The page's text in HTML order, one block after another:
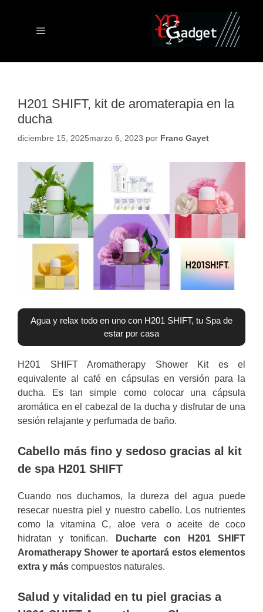
contenido
Menú
H201 SHIFT, kit de aromaterapia en la
ducha
diciembre 15, 2025marzo 6, 2023 por Franc Gayet
Agua y relax todo en uno con H201 SHIFT, tu Spa de
estar por casa
H201 SHIFT Aromatherapy Shower Kit es el
equivalente al café en cápsulas en versión para la
ducha. Es tan simple como colocar una cápsula
aromática en el cabezal de la ducha y disfrutar de una
sesión relajante y perfumada de baño.
Cabello más fino y sedoso gracias al kit
de spa H201 SHIFT
Cuando nos duchamos, la dureza del agua puede
resecar nuestra piel y nuestro cabello. Los nutrientes
como la vitamina C, aloe vera o aceite de coco
hidratan y tonifican.
Ducharte con H201 SHIFT
Aromatherapy Shower te aportará estos elementos
extra y más compuestos naturales.
Salud y vitalidad en tu piel gracias a